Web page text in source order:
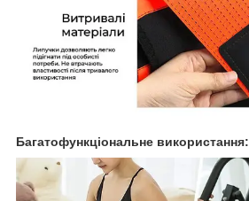
Багатофункціональне використання: